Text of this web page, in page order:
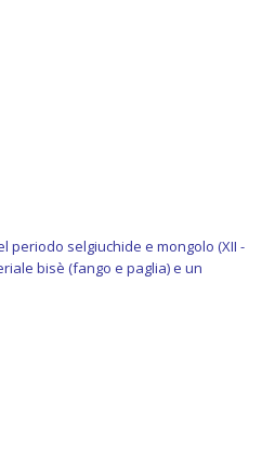
periodo selgiuchide e mongolo (XII -
bisè (fango e paglia) e un